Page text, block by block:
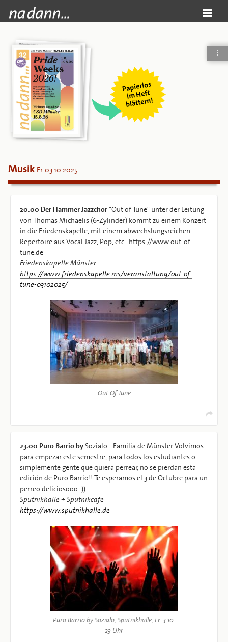
Papierlos
i
m Heft
blättern!
Musik Fr. 03.10.2025
20.00 Der Hammer Jazzchor"Out of Tune" unter der Leitung
von Thomas Michaelis (6-Zylinder) kommt zu einem Konzert
in die Friedenskapelle, mit einem abwechslungsreichen
Repertoire aus Vocal Jazz, Pop, etc.. https://www.out-of-
tune.de
Friedenskapelle Münster
https://www.friedenskapelle.ms/veranstaltung/out-of-
tune-03102025/
Out Of Tune
23.00 Puro Barrio bySozialo - Familia de Münster Volvimos
para empezar este semestre, para todos los estudiantes o
simplemente gente que quiera perrear, no se pierdan esta
edición de Puro Barrio!! Te esperamos el 3 de Octubre para un
perreo deliciosooo :))
Sputnikhalle + Sputnikcafe
https://www.sputnikhalle.de
Puro Barrio by Sozialo, Sputnikhalle, Fr. 3.10.
23 Uhr